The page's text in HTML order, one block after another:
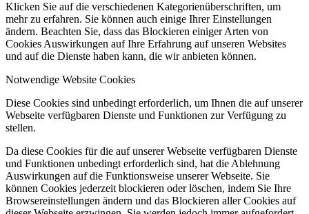
Klicken Sie auf die verschiedenen Kategorienüberschriften, um
mehr zu erfahren. Sie können auch einige Ihrer Einstellungen
ändern. Beachten Sie, dass das Blockieren einiger Arten von
Cookies Auswirkungen auf Ihre Erfahrung auf unseren Websites
und auf die Dienste haben kann, die wir anbieten können.
Notwendige Website Cookies
Diese Cookies sind unbedingt erforderlich, um Ihnen die auf unserer
Webseite verfügbaren Dienste und Funktionen zur Verfügung zu
stellen.
Da diese Cookies für die auf unserer Webseite verfügbaren Dienste
und Funktionen unbedingt erforderlich sind, hat die Ablehnung
Auswirkungen auf die Funktionsweise unserer Webseite. Sie
können Cookies jederzeit blockieren oder löschen, indem Sie Ihre
Browsereinstellungen ändern und das Blockieren aller Cookies auf